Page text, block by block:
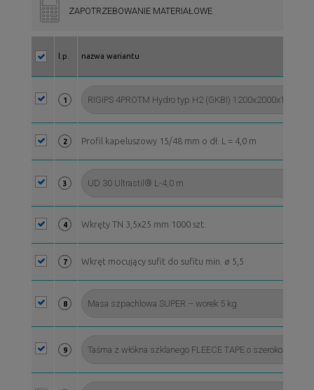
ZAPOTRZEBOWANIE MATERIAŁOWE
l.p. nazwa wariantu
1
2 Profil kapeluszowy 15/48 mm o dł. L = 4,0 m
3
4 Wkręty TN 3,5x25 mm 1000 szt.
7 Wkręt mocujący sufit do sufitu min. ø 5,5
8
9